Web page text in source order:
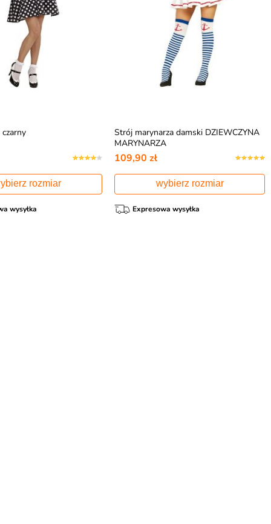
rozmiar
wysyłka
Strój marynarza damski DZIEWCZYNA
MARYNARZA
109,90 zł
wybierz rozmiar
Expresowa wysyłka